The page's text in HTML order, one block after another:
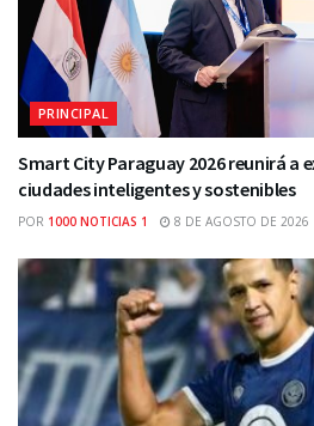
PRINCIPAL
Smart City Paraguay 2026 reunirá a
ciudades inteligentes y sostenibles
POR 1000 NOTICIAS 1 8 DE AGOSTO DE 2026